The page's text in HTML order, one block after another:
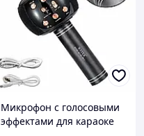
Микрофон с голосовыми
эффектами для караоке